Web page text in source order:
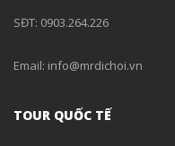
SĐT: 0903.264.226
Email: info@mrdichoi.vn
TOUR QUỐC TẾ